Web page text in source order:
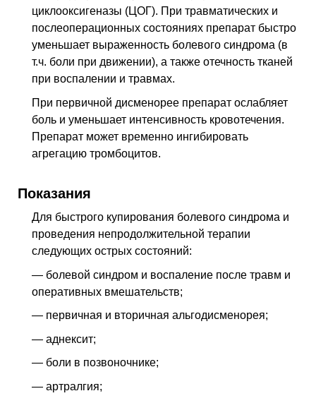
циклооксигеназы (ЦОГ). При травматических и
послеоперационных состояниях препарат быстро
уменьшает выраженность болевого синдрома (в
т.ч. боли при движении), а также отечность тканей
при воспалении и травмах.
При первичной дисменорее препарат ослабляет
боль и уменьшает интенсивность кровотечения.
Препарат может временно ингибировать
агрегацию тромбоцитов.
Показания
Для быстрого купирования болевого синдрома и
проведения непродолжительной терапии
следующих острых состояний:
— болевой синдром и воспаление после травм и
оперативных вмешательств;
— первичная и вторичная альгодисменорея;
— аднексит;
— боли в позвоночнике;
— артралгия;